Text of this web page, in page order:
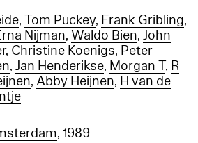
,Tom Puckey, Frank Gribling,
Nijman, Waldo Bien,John
, Christine Koenigs, Peter
,Jan Henderikse, Morgan T, R
,Abby Heijnen, H van de
, 1989